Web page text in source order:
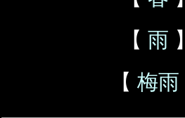
【 雨 】
【 梅雨